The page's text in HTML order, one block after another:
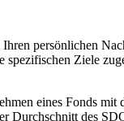
persönlichen
Ziele
eines Fonds
des